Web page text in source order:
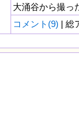
大涌谷から撮っ
コメント(9) | 総